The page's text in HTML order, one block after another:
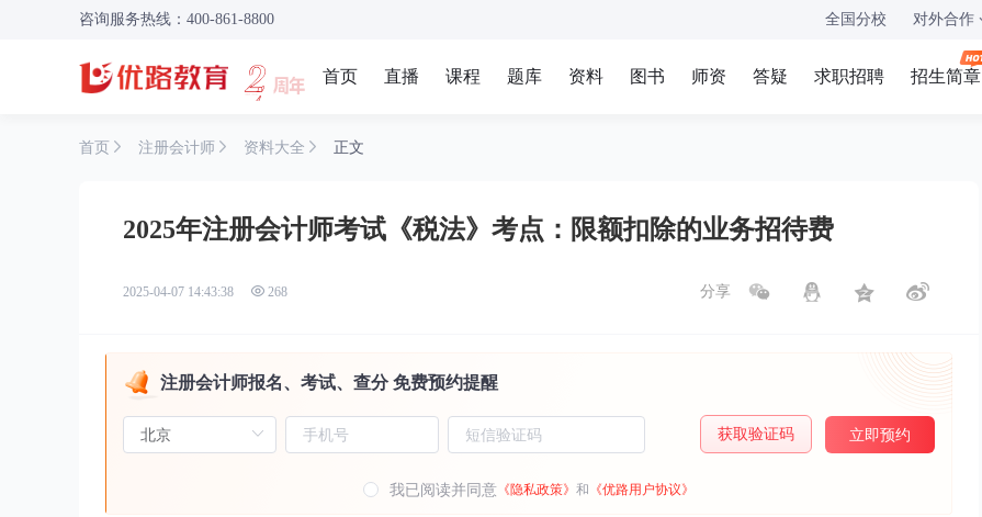
咨询服务热线：400-861-8800 全国分校 对外合作
首页 直播 课程 题库 资料 图书 师资 答疑 求职招聘 招生简章
首页 注册会计师 资料大全 正文
2025年注册会计师考试《税法》考点：限额扣除的业务招待费
2025-04-07 14:43:38 268 分享
注册会计师报名、考试、查分 免费预约提醒
获取验证码 立即预约
我已阅读并同意 《隐私政策》 和 《优路用户协议》